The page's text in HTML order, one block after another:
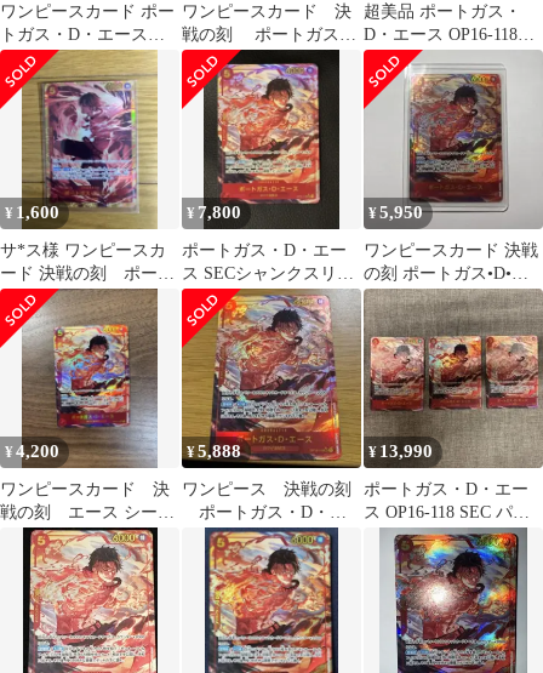
ワンピースカード ポー
トガス・D・エース
OP16-118 SEC
ワンピースカード 決
戦の刻 ポートガス・
D・エース SECパラレ
ル
超美品 ポートガス・
D・エース OP16-118
SECパラレル 決戦の
刻
¥ 1,600
サ*ス様 ワンピースカ
ード 決戦の刻 ポート
ガス・D・エースSEC
¥ 7,800
ポートガス・D・エー
ス SECシャンクスリー
ダーパラレル他おまけ
¥5,950
ワンピースカード 決戦
の刻 ポートガス•D•エ
ース SEC シークレット
パラレル
¥4,200
ワンピースカード 決
戦の刻 エース シーク
レットパラレル OP-
¥5,888
ワンピース 決戦の刻
ポートガス・D・エ
ース シークレットパラ
レル
¥ 13,990
ポートガス・D・エー
ス OP16-118 SEC パラ
レル 決戦の刻 3枚